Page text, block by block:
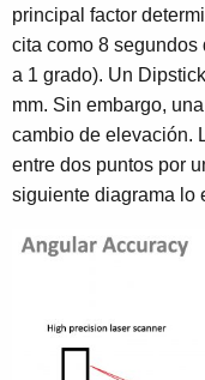
principal factor
cita como 8 segundos
a 1 grado). Un
mm. Sin embargo,
cambio de elevación.
entre dos puntos por
siguiente diagrama lo